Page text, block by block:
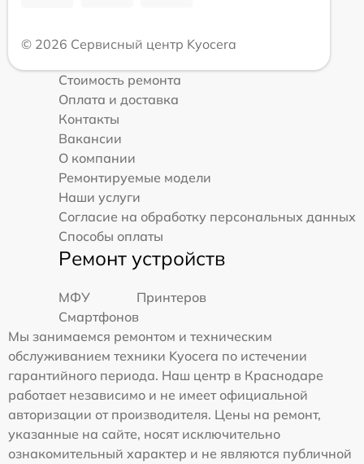
© 2026 Сервисный центр Kyocera
Стоимость ремонта
Оплата и доставка
Контакты
Вакансии
О компании
Ремонтируемые модели
Наши услуги
Согласие на обработку персональных данных
Способы оплаты
Ремонт устройств
МФУ
Принтеров
Смартфонов
Мы занимаемся ремонтом и техническим
обслуживанием техники Kyocera по истечении
гарантийного периода. Наш центр в Краснодаре
работает независимо и не имеет официальной
авторизации от производителя. Цены на ремонт,
указанные на сайте, носят исключительно
ознакомительный характер и не являются публичной